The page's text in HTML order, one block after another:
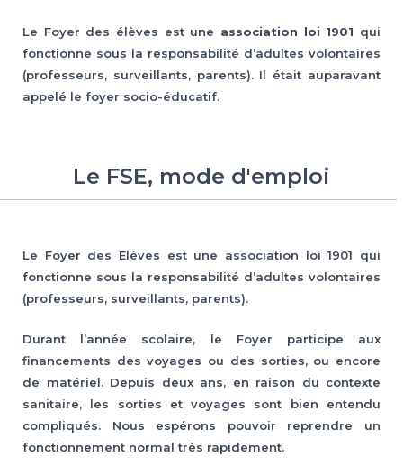
Le Foyer des élèves est une association loi 1901 qui
fonctionne sous la responsabilité d’adultes volontaires
(professeurs, surveillants, parents). Il était auparavant
appelé le foyer socio-éducatif.
Le FSE, mode d'emploi
Le Foyer des Elèves est une association loi 1901 qui
fonctionne sous la responsabilité d’adultes volontaires
(professeurs, surveillants, parents).
Durant l’année scolaire, le Foyer participe aux
financements des voyages ou des sorties, ou encore
de matériel. Depuis deux ans, en raison du contexte
sanitaire, les sorties et voyages sont bien entendu
compliqués. Nous espérons pouvoir reprendre un
fonctionnement normal très rapidement.